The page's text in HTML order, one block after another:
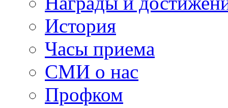
История
Часы приема
СМИ о нас
Профком